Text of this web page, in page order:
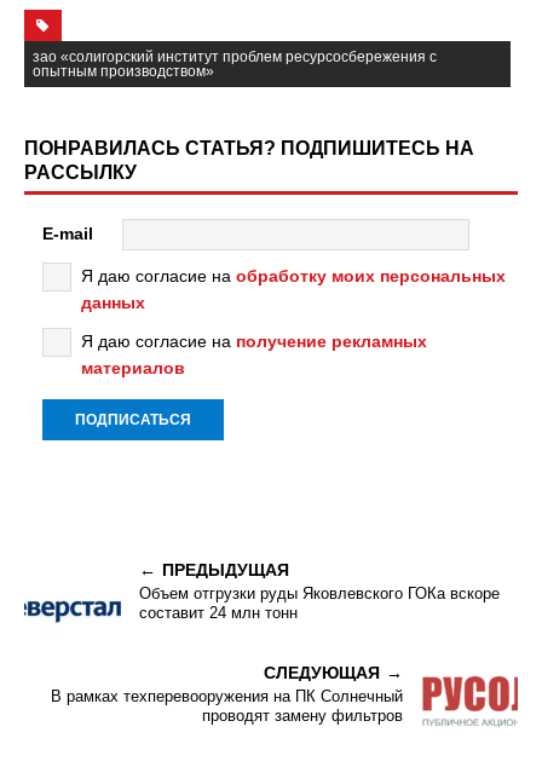
зао «солигорский институт проблем ресурсосбережения с
опытным производством»
ПОНРАВИЛАСЬ СТАТЬЯ? ПОДПИШИТЕСЬ НА
РАССЫЛКУ
E-mail
Я даю согласие на обработку моих персональных
данных
Я даю согласие на получение рекламных
материалов
ПРЕДЫДУЩАЯ
Объем отгрузки руды Яковлевского ГОКа вскоре
составит 24 млн тонн
СЛЕДУЮЩАЯ
В рамках техперевооружения на ПК Солнечный
проводят замену фильтров